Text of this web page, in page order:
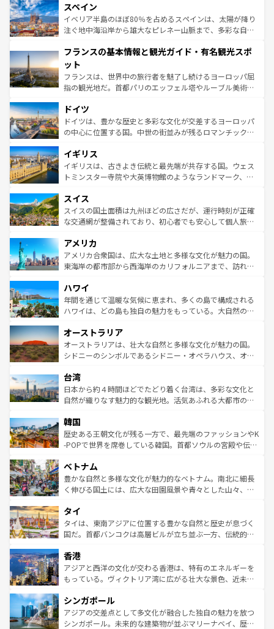
ろん、トスカーナの美しい田園風景やアマルフィ海岸の絶
景など、自然景観も見逃せない。観光の合間には、本場の
ピザやパスタなど、絶品のイタリア料理を堪能することも
ませてくれるイタリアで、忘れられない旅をしてみよう！
なお、新着のイタリア情報は
しい。
スペイン
イベリア半島のほぼ80％を占めるスペインは、太陽が降り
注ぐ地中海沿岸から雄大なピレネー山脈まで、多彩な自然
文化が根付くこの国では、情熱的なフラメンコ、熱気あふ
れる闘牛、そして美味しいタパスが生活の一部となってい
る。首都マドリードの洗練された雰囲気や、バルセロナの
アートに溢れた街角から、地方では古代ローマ遺跡や中世
せる。地方によって風土や気候が異なるスペインはその個
性で訪れる人を魅了する。 なお、新着のスペイン情報は コ
ンテンツ一覧を参照してほしい。
フランスの基本情報と観光ガイド・有名観光スポ
ット
フランスは、世界中の旅行者を魅了し続けるヨーロッパ屈
指の観光地だ。首都パリのエッフェル塔やルーブル美術館
で、幅広い魅力が詰まっている。華麗な宮殿、歴史的な大
聖堂、美しいビーチ、そして豊かな自然が、訪れる者を心
から魅了する。また、フランスは美食の国としても知ら
いる。シャンパンの発祥地であるランス、プロヴァンスの
香り高いラベンダー畑など、多彩な楽しみ方が可能だ。さ
らに、パリ以外の地域にも魅力が溢れており、どの街角に
れる地方に足を運ぶとそれぞれで全く異なる文化を体験で
きるだろう。 なお、新着のフランス情報はコンテンツ一覧
を参照してほしい。
ドイツ
ドイツは、豊かな歴史と多彩な文化が交差するヨーロッパ
の中心に位置する国。中世の街並みが残るロマンチック街
顔を持つこの国は、どこを歩いても飽きることがない。ベ
ルリンの文化的活気、バイエルン州のアルプスの絶景、そ
してライン川沿いのワイン畑といった風景は必見。ビール
は、お酒好きな人にはぜひ体験してほしい。 なお、新着の
ドイツ情報はコンテンツ一覧を参照してほしい。
イギリス
イギリスは、古きよき伝統と最先端が共存する国。ウェス
トミンスター寺院や大英博物館のようなランドマーク、歴
リアごとに異なる魅力がある。また、優雅なアフタヌーン
ティー、ビール好きにはたまらない英国パブ、サッカー観
戦など、本場だからこそできる体験も豊富。イギリスを旅
ンツ一覧を参照してほしい。
スイス
スイスの国土面積は九州ほどの広さだが、運行時刻が正確
な交通網が整備されており、初心者でも安心して個人旅行
の建物がそのまま残る町や、スイスならではのユニークな
博物館もあり、アルプス観光だけでなく町歩きも満喫する
ことができる。国民の所得が高いため物価も高いが、旅行
ば市内交通費無料で観光を楽しむこともできる。 なお、新
着のスイス情報はコンテンツ一覧 を参照してほしい。
アメリカ
アメリカ合衆国は、広大な土地と多様な文化が魅力の国。
東海岸の都市部から西海岸のカリフォルニアまで、訪れる
のような巨大都市は、観光、ショッピング、エンターテイ
ンメントが詰まった刺激的なスポットだ。一方、アメリカ
西部には大自然が広がり、グランドキャニオンやイエロー
部のニューオーリンズでは、音楽と美食が融合した独特の
文化が魅力。旅行者はアメリカの各地域で異なる魅力を楽
しみながら、その多様性と豊かな歴史を感じることができ
ならではの贅沢な旅のスタイルだ。 なお、新着のアメリカ
情報はコンテンツ一覧を参照してほしい。
ハワイ
年間を通じて温暖な気候に恵まれ、多くの島で構成される
ハワイは、どの島も独自の魅力をもっている。大自然の神
ワイ島は見逃せない。また、定番の観光地といえばオアフ
島だが、静かな自然を求めるならマウイ島やカウアイ島が
おすすめ。エメラルドグリーンに輝く海をはじめ、豊かな
れるおもてなしの心で訪れる人々を迎えてくれるハワイの
人々、おいしいローカルフードやハワイアンミュージッ
ク、伝統的なフラダンスなど、すべてがハワイの魅力を彩
ワイを、存分に味わってほしい。 なお、新着のハワイ情報
はコンテンツ一覧を参照してほしい。
オーストラリア
オーストラリアは、壮大な自然と多様な文化が魅力の国。
シドニーのシンボルであるシドニー・オペラハウス、オー
リアリーフや大陸中央部にそびえるウルル（エアーズロッ
ク）、タスマニアの美しい原生林やケアンズの熱帯雨林な
ど、見どころがたくさん。また、カフェやワイン、オージ
いる。アクティビティも充実しており、サーフィンやダイ
ビング、ハイキングなど、アウトドア好きにはたまらな
い。オーストラリアの多彩な魅力を存分に味わいつくそ
参照してほしい。
台湾
日本から約４時間ほどでたどり着く台湾は、多彩な文化と
自然が織りなす魅力的な観光地。活気あふれる大都市の台
ン）、静ひつな山岳地帯である台湾東部など、都市の喧騒
と山間の静けさが共存しており、訪れる人に新しい発見と
驚きをもたらしてくれる。また、奥深い台湾の食文化も魅
容にもいいと評判のスイーツなど、バラエティ豊かな料理
が味わえる。 なお、新着の台湾情報は コンテンツ一覧を参
照してほしい。
韓国
歴史ある王朝文化が残る一方で、最先端のファッションやK
-POPで世界を席巻している韓国。首都ソウルの宮殿や伝統
き、地方に足を延ばせば四季折々の自然美を楽しむことが
できる。そして、キムチや焼肉、絶品のストリートフード
まで、さまざまな韓国料理が待っている。夜には、韓国な
リティに包まれながら、韓国の多彩な魅力を心ゆくまで味
わってみてほしい。 なお、新着の韓国情報はコンテンツ一
覧を参照してほしい。
ベトナム
豊かな自然と多様な文化が魅力的なベトナム。南北に細長
く伸びる国土には、広大な田園風景や青々とした山々、世
急速な発展と共に伝統が息づく。ハノイの古い町並みやホ
ーチミン市のフランス統治時代の建物も、独特の雰囲気を
醸し出している。また、バラエティの豊かさとおいしさで
とつ。フォーやバインミー、ベトナムコーヒーなどは、ぜ
ひ現地で味わいたい。どの地域を訪れてもあたたかい人々
が旅行者を迎えてくれるので、きっと忘れられない旅にな
参照してほしい。
タイ
タイは、東南アジアに位置する豊かな自然と歴史が息づく
国だ。首都バンコクは高層ビルが立ち並ぶ一方、伝統的な
の活気が交差している。北部ではチェンマイなどの山岳地
帯で自然と触れ合い、南部ではプーケットやクラビの美し
いビーチでリゾート気分を楽しむことができる。タイ料理
激する。気候は一年中温暖で、どの季節にも異なる楽しみ
が待っている。親しみやすいタイの人々、仏教を中心とし
た文化、そして多様な観光資源が、訪れる旅人を魅了し続
香港
アジアと西洋の文化が交わる香港は、特有のエネルギーを
もっている。ヴィクトリア湾に広がる壮大な景色、近未来
み、どこを訪れても感動するはず。観光スポットが密集し
ており、効率よく見どころを回れるのも魅力。息をのむよ
うな絶景から文化的な体験まで、香港を存分に楽しみ尽く
シンガポール
アジアの交差点として多文化が融合した独自の魅力を放つ
シンガポール。未来的な建築物が並ぶマリーナベイ、歴史